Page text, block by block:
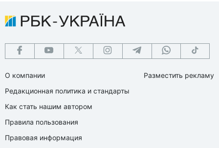
О компании
Редакционная политика и стандарты
Как стать нашим автором
Правила пользования
Правовая информация
Разместить рекламу